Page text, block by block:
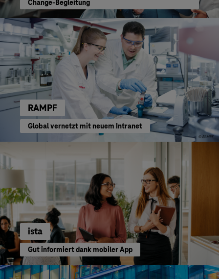
Change-Begleitung
RAMPF
Global vernetzt mit neuem Intranet
ista
Gut informiert dank mobiler App